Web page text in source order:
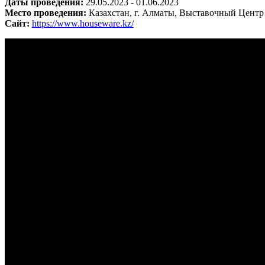
Даты проведения: 29.05.2023 - 01.06.2023
Место проведения: Казахстан, г. Алматы, Выставочный Центр
Сайт: https://www.houseware.kz/